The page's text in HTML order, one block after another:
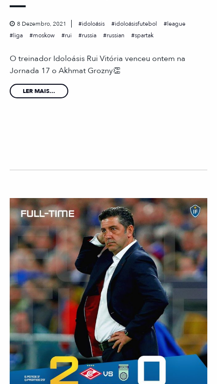
8 Dezembro, 2021 idoloásis idoloásisfutebol
league
liga
moskow rui russia russian spartak
O treinador Idoloásis Rui Vitória venceu ontem na
Jornada 17 o Akhmat Grozny👏
LER MAIS...